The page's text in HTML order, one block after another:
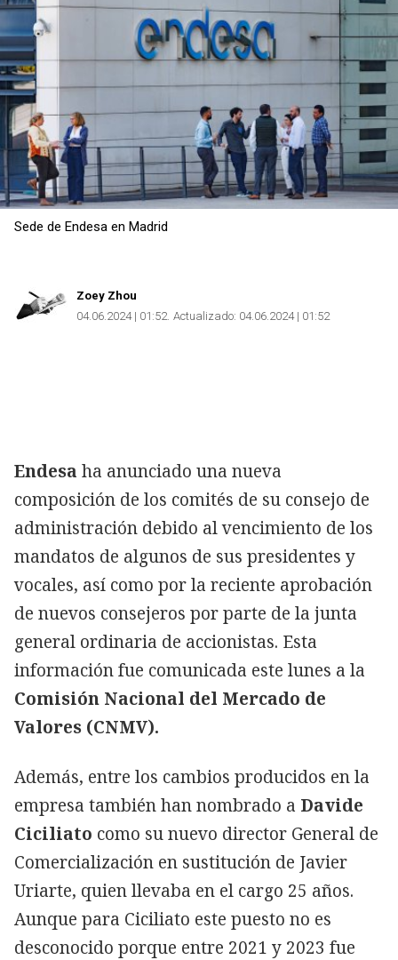
Copiar
Sede de Endesa en Madrid
Zoey Zhou
04.06.2024 | 01:52 Actualizado: 04.06.2024 | 01:52
Endesa ha anunciado una nueva
composición de los comités de su consejo de
administración debido al vencimiento de los
mandatos de algunos de sus presidentes y
vocales, así como por la reciente aprobación
de nuevos consejeros por parte de la junta
general ordinaria de accionistas. Esta
información fue comunicada este lunes a la
Comisión Nacional del Mercado de
Valores (CNMV).
Además, entre los cambios producidos en la
empresa también han nombrado a Davide
Ciciliato como su nuevo director General de
Comercialización en sustitución de Javier
Uriarte, quien llevaba en el cargo 25 años.
Aunque para Ciciliato este puesto no es
desconocido porque entre 2021 y 2023 fue